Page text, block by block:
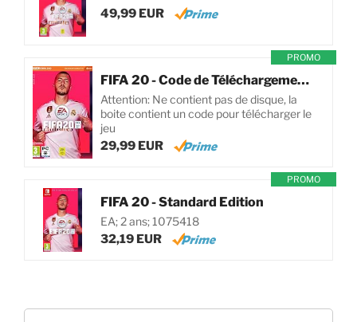
49,99 EUR
PROMO
FIFA 20 - Code de Téléchargement pour PC
Attention: Ne contient pas de disque, la
boite contient un code pour télécharger le
jeu
29,99 EUR
PROMO
FIFA 20 - Standard Edition
EA; 2 ans; 1075418
32,19 EUR